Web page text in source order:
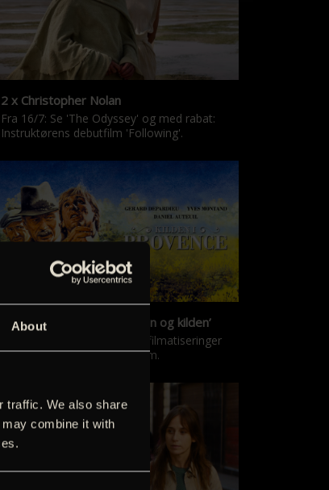
About
traffic. We also share
combine it with
2 x Christopher Nolan
Fra 16/7: Se 'The Odyssey' og med rabat:
Instruktørens debutfilm 'Following'.
‘Kilden i Provence’ & ‘Manon og kilden’
De klassiske Marcel Pagnol-filmatiseringer
er tilbage i nyrestaureret form.